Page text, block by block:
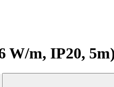
W/m, IP20,